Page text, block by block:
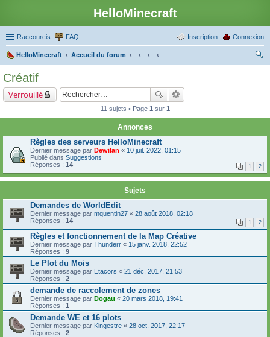
HelloMinecraft
Raccourcis FAQ Connexion
Inscription
HelloMinecraft
Accueil du forum
Créatif
Verrouillé
11 sujets • Page 1 sur 1
Annonces
Règles des serveurs HelloMinecraft
Dernier message par Dewilan « 10 juil. 2022, 01:15
Publié dans Suggestions
Réponses : 14 1 2
Sujets
Demandes de WorldEdit
Dernier message par mquentin27 « 28 août 2018, 02:18
Réponses : 14 1 2
Règles et fonctionnement de la Map Créative
Dernier message par Thunderr « 15 janv. 2018, 22:52
Réponses : 9
Le Plot du Mois
Dernier message par Etacors « 21 déc. 2017, 21:53
Réponses : 2
demande de raccolement de zones
Dernier message par Dogau « 20 mars 2018, 19:41
Réponses : 1
Demande WE et 16 plots
Dernier message par Kingestre « 28 oct. 2017, 22:17
Réponses : 2